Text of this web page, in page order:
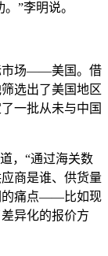
”李明说。
市场——美国。借
选出了美国地区
一批从未与中国
，“通过海关数
商是谁、供货量
的痛点——比如现
异化的报价方